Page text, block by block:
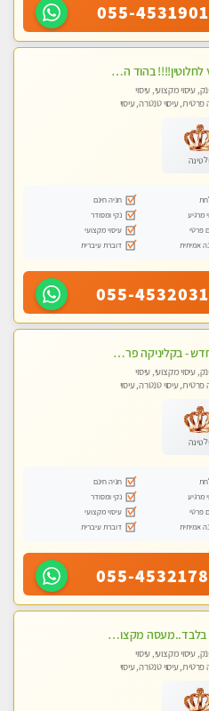
055-4531901
מומלץ לחלוטין!!!! בהוד השרון מעסה מקצועית לעיסוי ברמה גבוהה VIP תתקשר .....
עיסוי מקצועי, עיסוי
פרטית, עיסוי טנטרה, עיסוי
חניה חינם
מרגיע
נקי ומסודר
פרטי
עיסוי מקצועי
אמיתית
דוברת עיברית
055-4532031
חדש חדש - בקליניקה פרטית בחיפה עיסוי לחידוש אנרגיות עיסוי חלומי מומלץ מאוד !
עיסוי מקצועי, עיסוי
פרטית, עיסוי טנטרה, עיסוי
חניה חינם
מרגיע
נקי ומסודר
פרטי
עיסוי מקצועי
אמיתית
דוברת עיברית
055-4532178
לנשים בלבד..מעסה מקצועי לנשים בלבד
עיסוי מקצועי, עיסוי
פרטית, עיסוי טנטרה, עיסוי